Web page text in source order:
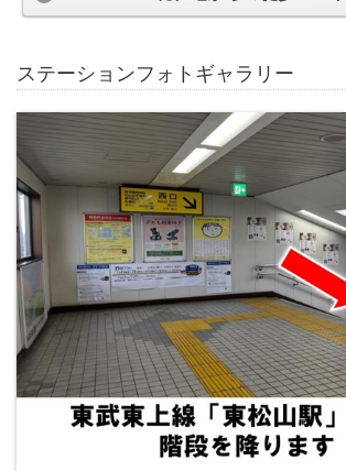
ステーションフォトギャラリー